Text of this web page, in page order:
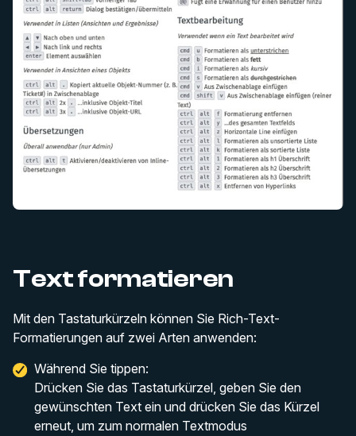
Text formatieren
Mit den Tastaturkürzeln können Sie Rich-Text-
Formatierungen auf zwei Arten anwenden:
Während Sie tippen:
Drücken Sie das Tastaturkürzel, geben Sie den
gewünschten Text ein und drücken Sie das Kürzel
erneut, um zum normalen Textmodus